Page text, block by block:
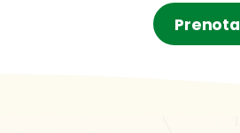
Prenota